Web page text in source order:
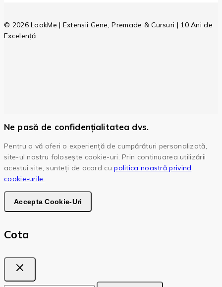
© 2026 LookMe | Extensii Gene, Premade & Cursuri | 10 Ani de
Excelență
Ne pasă de confidențialitatea dvs.
Pentru a vă oferi o experiență de cumpărături personalizată,
site-ul nostru folosește cookie-uri. Prin continuarea utilizării
acestui site, sunteți de acord cupolitica noastră privind
cookie-urile.
Accepta Cookie-Uri
Cota